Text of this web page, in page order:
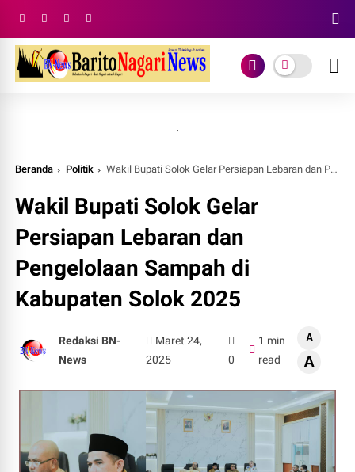
.
Beranda Politik Wakil Bupati Solok Gelar Persiapan Lebaran dan Pengelolaan Sampah di Kabupaten Solok 2025
Wakil Bupati Solok Gelar
Persiapan Lebaran dan
Pengelolaan Sampah di
Kabupaten Solok 2025
Redaksi BN-
News
Maret 24,
2025
0
1 min
read
A
A